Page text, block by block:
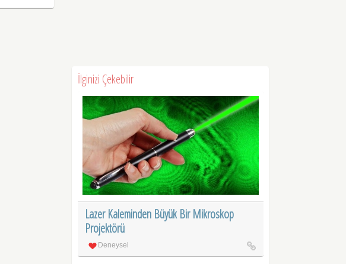
İlginizi Çekebilir
Lazer Kaleminden Büyük Bir Mikroskop
Projektörü
Deneysel